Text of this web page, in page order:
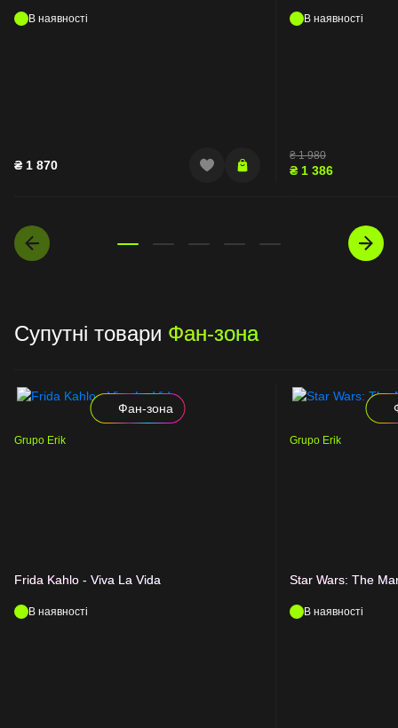
В наявності
₴ 1 870
В наявності
₴1 980
₴ 1 386
Супутні товари Фан-зона
Фан-зона
Grupo Erik
Frida Kahlo - Viva La Vida
В наявності
Grupo Erik
Star Wars: The
В наявності